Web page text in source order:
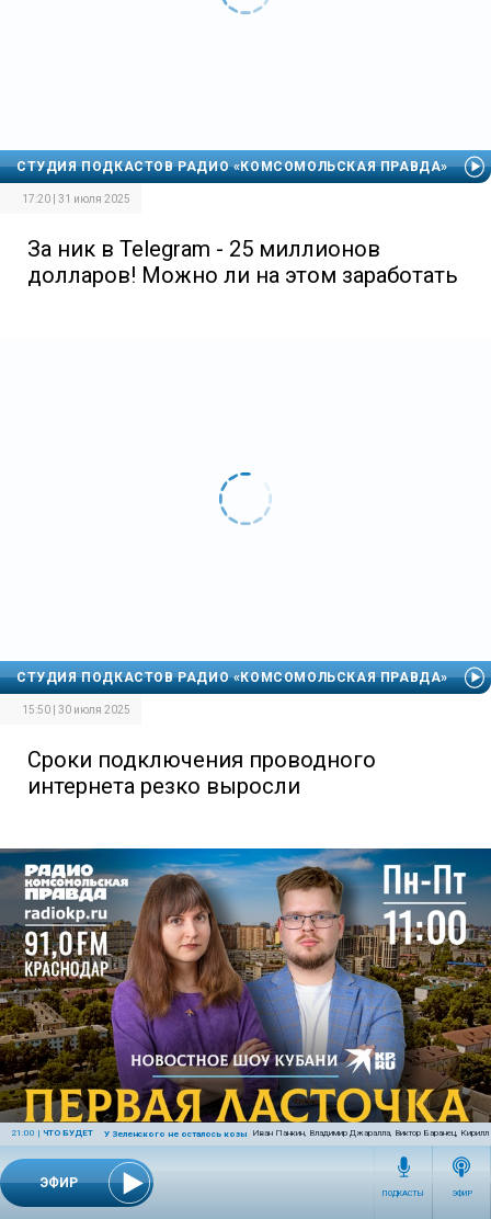
ЭФИР
21:00 | ЧТО БУДЕТ У Зеленского не осталось козырейИван Панкин, Владимир Джаралла, Виктор Баранец, Кирилл
ПОДКАСТЫ ЭФИР
СТУДИЯ ПОДКАСТОВ РАДИО «КОМСОМОЛЬСКАЯ ПРАВДА»
17:20 | 31 июля 2025
За ник в Telegram - 25 миллионов
долларов! Можно ли на этом заработать
СТУДИЯ ПОДКАСТОВ РАДИО «КОМСОМОЛЬСКАЯ ПРАВДА»
15:50 | 30 июля 2025
Сроки подключения проводного
интернета резко выросли
ПЕРВАЯ ЛАСТОЧКА